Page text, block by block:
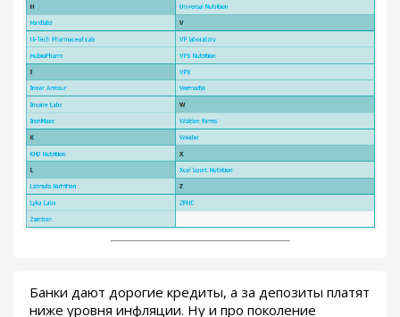
Банки дают дорогие кредиты, а за депозиты платят
ниже уровня инфляции. Ну и про поколение